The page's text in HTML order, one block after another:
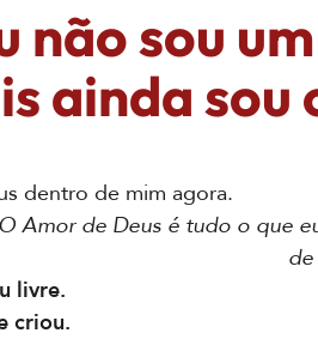
não sou
ainda sou
dentro de mim agora.
O Amor de Deus é tudo o que
livre.
criou.